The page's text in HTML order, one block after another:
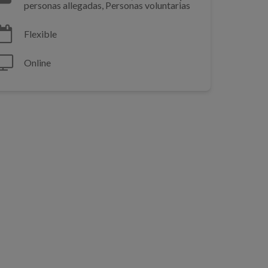
personas allegadas, Personas voluntarias
Flexible
Online